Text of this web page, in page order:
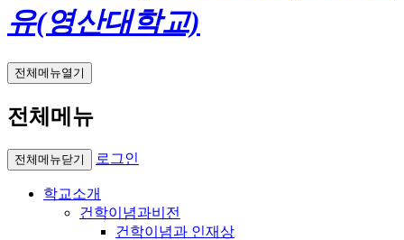
유(영산대학교)
전체메뉴열기
전체메뉴
전체메뉴닫기 로그인
학교소개
건학이념과비전
건학이념과 인재상